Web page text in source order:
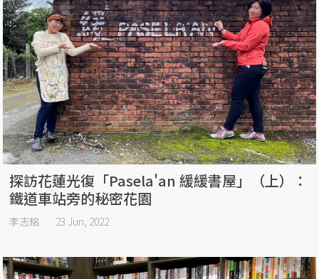
探訪花蓮光復「Pasela'an 緩緩書屋」（上）：
鐵道車站旁的秘密花園
李志銘 23 Jun, 2022